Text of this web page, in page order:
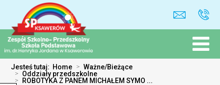
Jesteś tutaj: Home > Ważne/Bieżące
> Oddziały przedszkolne
> ROBOTYKA Z PANEM MICHAŁEM SYMO ...